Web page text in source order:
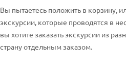
Вы пытаетесь положить в корзину,
экскурсии, которые проводятся в
вы хотите заказать экскурсии из
страну отдельным заказом.